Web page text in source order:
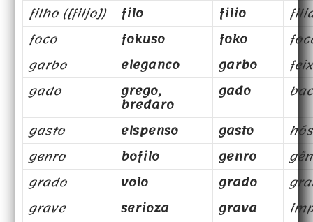
filho ([filjo])
filo filio
foco
fokuso foko
garbo
eleganco garbo
gado
grego,
bredaro
gado
gasto
elspenso gasto
genro
bofilo genro
grado
volo grado
grave
serioza grava